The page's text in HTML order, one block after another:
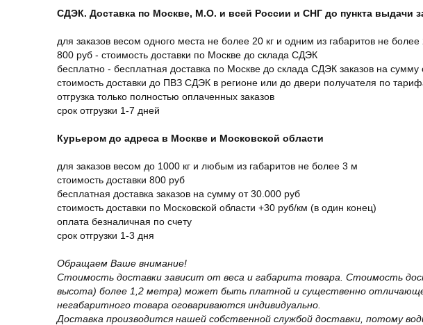
СДЭК. Доставка по Москве, М.О. и всей России и СНГ до пункта выдачи
для заказов весом одного места не более 20 кг и одним из габаритов не более
800 руб - стоимость доставки по Москве до склада СДЭК
бесплатно - бесплатная доставка по Москве до склада СДЭК заказов на сумму
стоимость доставки до ПВЗ СДЭК в регионе или до двери получателя по
отгрузка только полностью оплаченных заказов
срок отгрузки 1-7 дней
Курьером до адреса в Москве и Московской области
для заказов весом до 1000 кг и любым из габаритов не более 3 м
стоимость доставки 800 руб
бесплатная доставка заказов на сумму от 30.000 руб
стоимость доставки по Московской области +30 руб/км (в один конец)
оплата безналичная по счету
срок отгрузки 1-3 дня
Обращаем Ваше внимание!
Стоимость доставки зависит от веса и габарита товара. Стоимость
высота) более 1,2 метра) может быть платной и существенно
негабаритного товара оговариваются индивидуально.
Доставка производится нашей собственной службой доставки, потому